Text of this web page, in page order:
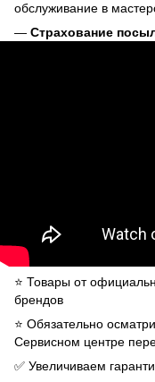
обслуживание в
— Страхование
⭐️ Товары от
брендов
⭐️ Обязательно
Сервисном центре
✅ Увеличиваем